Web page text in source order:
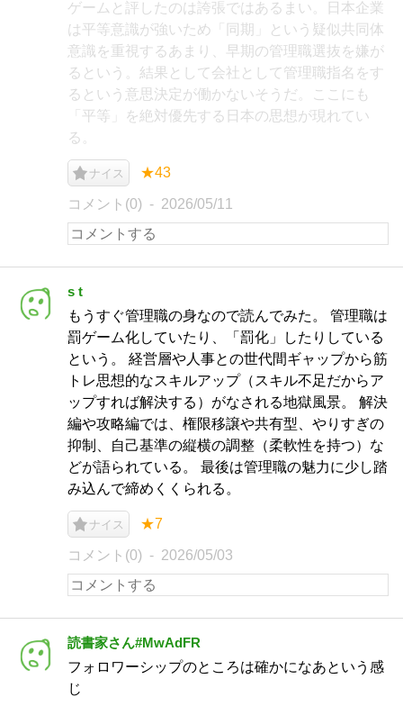
ゲームと評したのは誇張ではあるまい。日本企業
は平等意識が強いため「同期」という疑似共同体
意識を重視するあまり、早期の管理職選抜を嫌が
るという。結果として会社として管理職指名をす
るという意思決定が働かないそうだ。ここにも
「平等」を絶対優先する日本の思想が現れてい
る。
ナイス ★43
コメント(0) 2026/05/11
s t
もうすぐ管理職の身なので読んでみた。 管理職は
罰ゲーム化していたり、「罰化」したりしている
という。 経営層や人事との世代間ギャップから筋
トレ思想的なスキルアップ（スキル不足だからア
ップすれば解決する）がなされる地獄風景。 解決
編や攻略編では、権限移譲や共有型、やりすぎの
抑制、自己基準の縦横の調整（柔軟性を持つ）な
どが語られている。 最後は管理職の魅力に少し踏
み込んで締めくくられる。
ナイス ★7
コメント(0) 2026/05/03
読書家さん#MwAdFR
フォロワーシップのところは確かになあという感
じ